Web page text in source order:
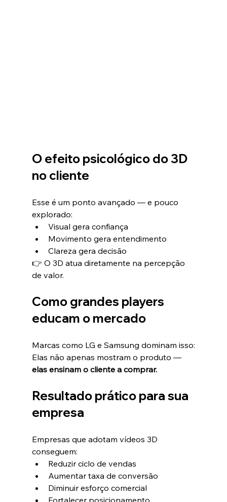
O efeito psicológico do 3D
no cliente
Esse é um ponto avançado — e pouco
explorado:
Visual gera confiança
Movimento gera entendimento
Clareza gera decisão
👉 O 3D atua diretamente na percepção
de valor.
Como grandes players
educam o mercado
Marcas como LG e Samsung dominam isso:
Elas não apenas mostram o produto —
elas ensinam o cliente a comprar.
Resultado prático para sua
empresa
Empresas que adotam vídeos 3D
conseguem:
Reduzir ciclo de vendas
Aumentar taxa de conversão
Diminuir esforço comercial
Fortalecer posicionamento